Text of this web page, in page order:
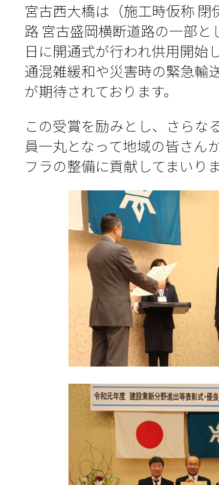
宮古西大橋は（施工時仮称
路 宮古盛岡横断道路の一部
日に開通式が行われ供用開始
通混雑緩和や災害時の緊急輸
が期待されております。
この受賞を励みとし、さらな
員一丸となって地域の皆さん
フラの整備に貢献してまいり